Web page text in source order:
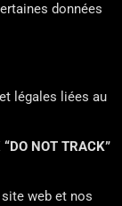
données
légales liées au
NOT TRACK”
web et nos